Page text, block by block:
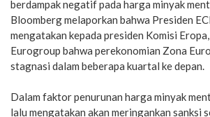
berdampak negatif pada harga minyak
Bloomberg melaporkan bahwa Presiden
mengatakan kepada presiden Komisi
Eurogroup bahwa perekonomian Zona
stagnasi dalam beberapa kuartal ke depan.
Dalam faktor penurunan harga minyak
lalu mengatakan akan meringankan sanksi